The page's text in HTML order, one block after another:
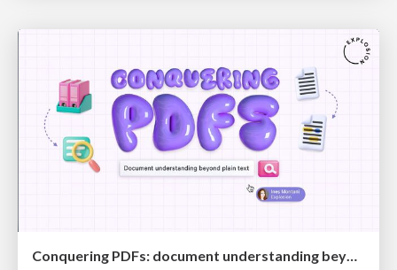
Conquering PDFs: document understanding beyond plain text